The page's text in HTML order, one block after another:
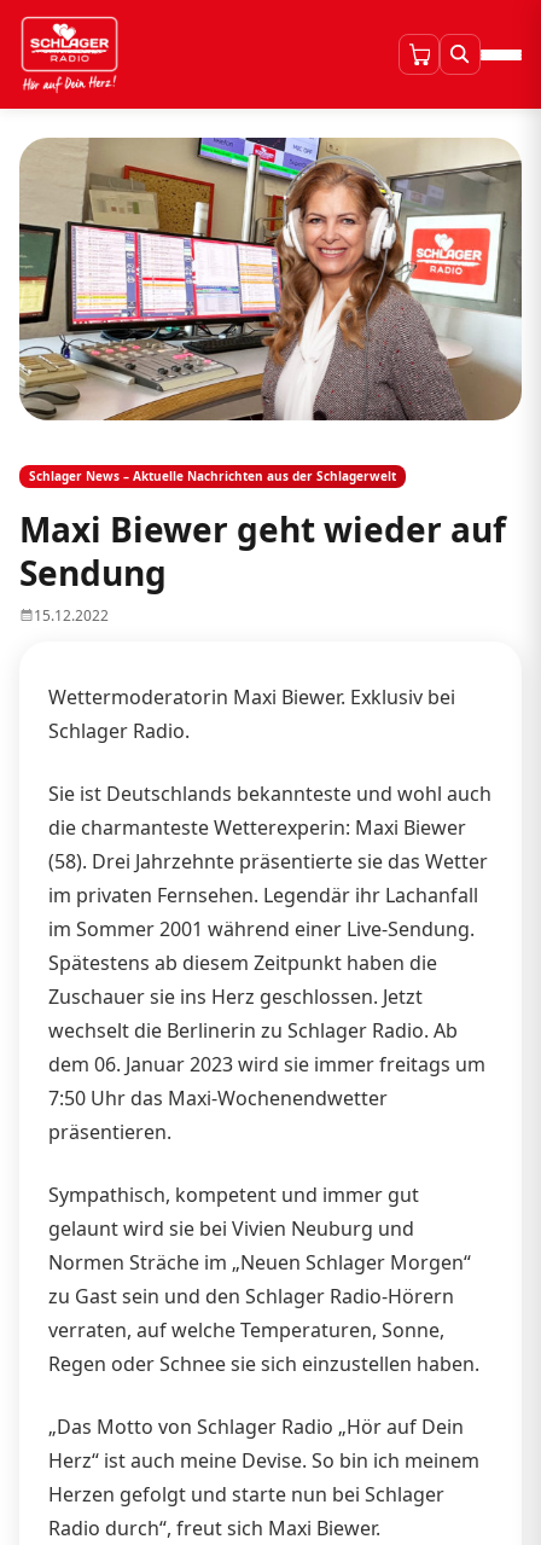
Schlager News – Aktuelle Nachrichten aus der Schlagerwelt
Maxi Biewer geht wieder auf
Sendung
15.12.2022
Wettermoderatorin Maxi Biewer. Exklusiv bei
Schlager Radio.
Sie ist Deutschlands bekannteste und wohl auch
die charmanteste Wetterexperin: Maxi Biewer
(58). Drei Jahrzehnte präsentierte sie das Wetter
im privaten Fernsehen. Legendär ihr Lachanfall
im Sommer 2001 während einer Live-Sendung.
Spätestens ab diesem Zeitpunkt haben die
Zuschauer sie ins Herz geschlossen. Jetzt
wechselt die Berlinerin zu Schlager Radio. Ab
dem 06. Januar 2023 wird sie immer freitags um
7:50 Uhr das Maxi-Wochenendwetter
präsentieren.
Sympathisch, kompetent und immer gut
gelaunt wird sie bei Vivien Neuburg und
Normen Sträche im „Neuen Schlager Morgen“
zu Gast sein und den Schlager Radio-Hörern
verraten, auf welche Temperaturen, Sonne,
Regen oder Schnee sie sich einzustellen haben.
„Das Motto von Schlager Radio „Hör auf Dein
Herz“ ist auch meine Devise. So bin ich meinem
Herzen gefolgt und starte nun bei Schlager
Radio durch“, freut sich Maxi Biewer.